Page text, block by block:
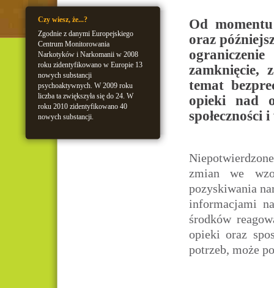
Czy wiesz, że...?
Zgodnie z danymi Europejskiego
Centrum Monitorowania
Narkotyków i Narkomanii w 2008
roku zidentyfikowano w Europie 13
nowych substancji
psychoaktywnych. W 2009 roku
liczba ta zwiększyła się do 24. W
roku 2010 zidentyfikowano 40
nowych substancji.
Od
oraz
zamknięcie,
temat
opieki nad
społeczności
zmian we
pozyskiwania
informacjami
środków
opieki oraz
potrzeb, może